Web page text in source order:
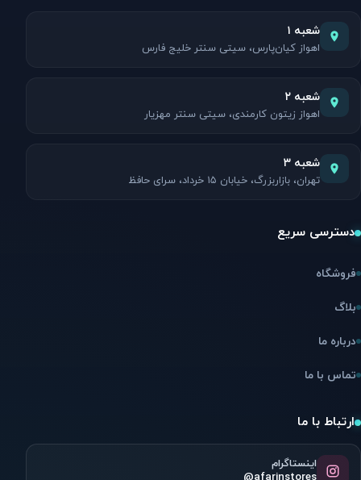
شعبه ۱
اهواز کیان‌پارس، سیتی سنتر خلیج فارس
شعبه ۲
اهواز زیتون کارمندی، سیتی سنتر مهزیار
شعبه ۳
تهران، بازاربزرگ، خیابان ۱۵ خرداد، سرای حافظ
دسترسی سریع
فروشگاه
بلاگ
درباره ما
تماس با ما
ارتباط با ما
اینستاگرام